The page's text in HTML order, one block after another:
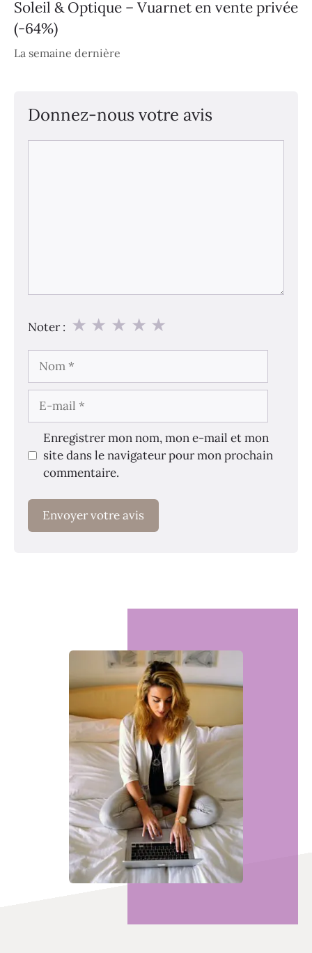
Soleil & Optique – Vuarnet en vente privée
(-64%)
La semaine dernière
Donnez-nous votre avis
Noter : ★
★
★
★
★
mail
Enregistrer mon nom, mon e-mail et mon
site dans le navigateur pour mon prochain
commentaire.